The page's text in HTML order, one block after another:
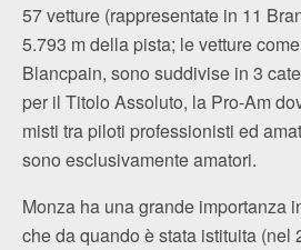
57 vetture (rappresentate in 11
5.793 m della pista; le vetture
Blancpain, sono suddivise in 3
per il Titolo Assoluto, la Pro-Am
misti tra piloti professionisti ed
sono esclusivamente amatori.
Monza ha una grande importanza
che da quando è stata istituita (nel